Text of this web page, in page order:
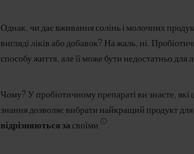
Однак, чи дає вживання солінь і молочних
вигляді ліків або добавок? На жаль, ні.
способу життя, але її може бути недостатньо
Чому? У пробіотичному препараті ви знаєте, які
знання дозволяє вибрати найкращий продукт
відрізняються за своїми .